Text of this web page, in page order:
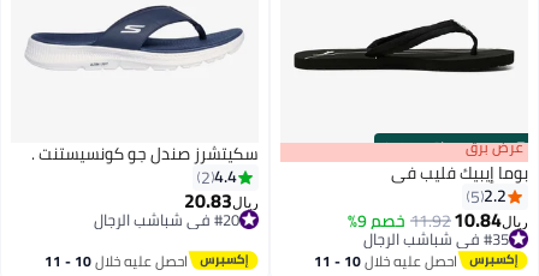
00m:00s
·باقي 100%
3
عرض برق
بوما إيبيك فليب في
2.2
5
ريال10.84
11.92خصم 9%
#35 في شباشب الرجال
#35 في شباشب الرجال احصل عليه خلال 10 - 11
سكيتشرز صندل جو كونسيستنت .
4.4
2
ريال20.83
#20 في شباشب الرجال
احصل عليه خلال 10 - 11